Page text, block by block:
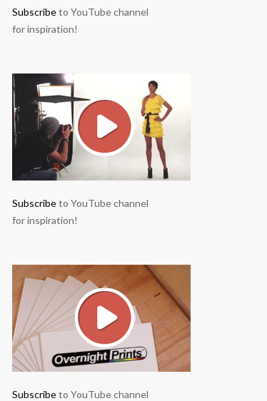
Subscribeto YouTube channel
for inspiration!
Subscribeto YouTube channel
for inspiration!
Subscribeto YouTube channel